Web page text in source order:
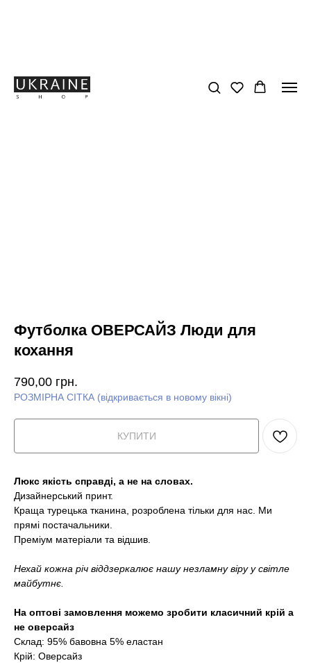
Футболка ОВЕРСАЙЗ Люди для
кохання
790,00 грн.
РОЗМІРНА СІТКА (відкривається в новому вікні)
КУПИТИ
Люкс якість справді, а не на словах.
Дизайнерський принт.
Краща турецька тканина, розроблена тільки для нас. Ми
прямі постачальники.
Преміум матеріали та відшив.
Нехай кожна річ віддзеркалює нашу незламну віру у світле
майбутнє.
На оптові замовлення можемо зробити класичний крій а
не оверсайз
Склад: 95% бавовна 5% еластан
Крій: Оверсайз